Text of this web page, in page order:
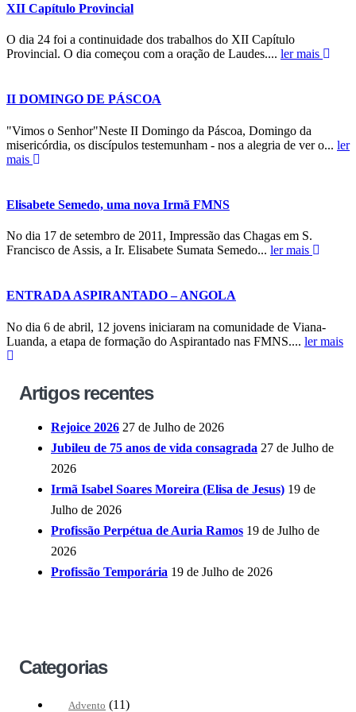
XII Capítulo Provincial
O dia 24 foi a continuidade dos trabalhos do XII Capítulo
Provincial. O dia começou com a oração de Laudes.... ler mais
II DOMINGO DE PÁSCOA
"Vimos o Senhor"Neste II Domingo da Páscoa, Domingo da
misericórdia, os discípulos testemunham - nos a alegria de ver o... ler
mais
Elisabete Semedo, uma nova Irmã FMNS
No dia 17 de setembro de 2011, Impressão das Chagas em S.
Francisco de Assis, a Ir. Elisabete Sumata Semedo... ler mais
ENTRADA ASPIRANTADO – ANGOLA
No dia 6 de abril, 12 jovens iniciaram na comunidade de Viana-
Luanda, a etapa de formação do Aspirantado nas FMNS.... ler mais
Artigos recentes
Rejoice 2026 27 de Julho de 2026
Jubileu de 75 anos de vida consagrada 27 de Julho de
2026
Irmã Isabel Soares Moreira (Elisa de Jesus) 19 de
Julho de 2026
Profissão Perpétua de Auria Ramos 19 de Julho de
2026
Profissão Temporária 19 de Julho de 2026
Categorias
Advento (11)